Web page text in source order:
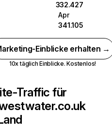
332.427
Apr
341.105
Einblicke erhalten →
10x täglich Einblicke. Kostenlos!
Traffic für